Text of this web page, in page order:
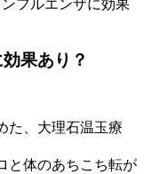
フルエンザに効果
果あり？
た、大理石温玉療
と体のあちこち転が